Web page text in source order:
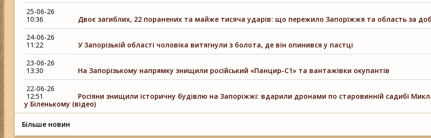
25-06-26
10:36
Двоє загиблих, 22 поранених та майже тисяча ударів: що пережило Запоріжжя та область за
24-06-26
11:22
У Запорізькій області чоловіка витягнули з болота, де він опинився у пастці
23-06-26
13:30
На Запорізькому напрямку знищили російський «Панцир-С1» та вантажівки окупантів
22-06-26
12:51
Росіяни знищили історичну будівлю на Запоріжжі: вдарили дронами по старовинній садибі
у Біленькому (відео)
Більше новин